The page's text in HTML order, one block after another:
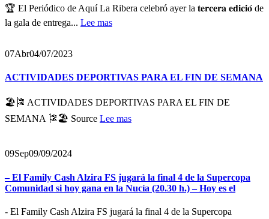
🏆 El Periódico de Aquí La Ribera celebró ayer la 𝐭𝐞𝐫𝐜𝐞𝐫𝐚 𝐞𝐝𝐢𝐜𝐢𝐨́ de
la gala de entrega... Lee mas
07Abr04/07/2023
ACTIVIDADES DEPORTIVAS PARA EL FIN DE SEMANA
🏖🎏 ACTIVIDADES DEPORTIVAS PARA EL FIN DE
SEMANA 🎏🏖 Source Lee mas
09Sep09/09/2024
– El Family Cash Alzira FS jugará la final 4 de la Supercopa
Comunidad si hoy gana en la Nucía (20.30 h.) – Hoy es el
- El Family Cash Alzira FS jugará la final 4 de la Supercopa